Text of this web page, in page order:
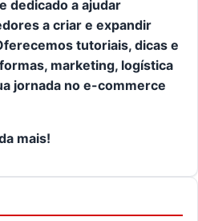
dedicado a ajudar
a criar e expandir
tutoriais, dicas e
marketing, logística
jornada no e-commerce
mais!